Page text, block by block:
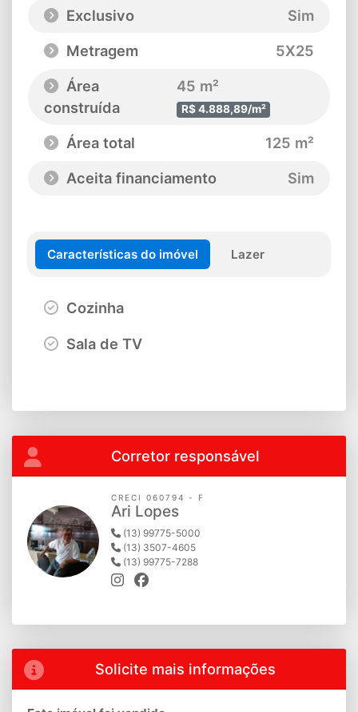
Exclusivo
Sim
Metragem
5X25
Área
construída
45 m²
R$ 4.888,89/m²
Área total
125 m²
Aceita financiamento
Sim
Características do imóvel Lazer
Cozinha
Sala de TV
Corretor responsável
CRECI 060794 - F
Ari Lopes
(13) 99775-5000
(13) 3507-4605
(13) 99775-7288
Solicite mais informações